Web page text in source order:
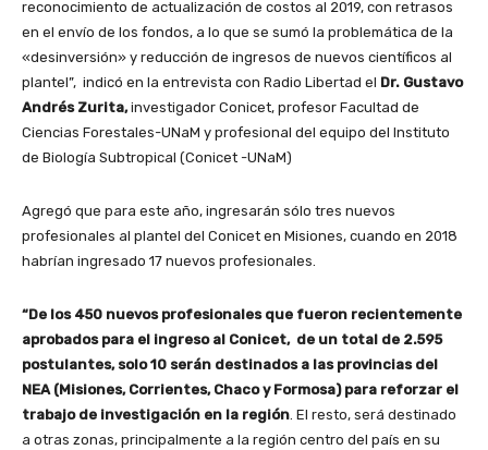
reconocimiento de actualización de costos al 2019, con retrasos
en el envío de los fondos, a lo que se sumó la problemática de la
«desinversión» y reducción de ingresos de nuevos científicos al
plantel”, indicó en la entrevista con Radio Libertad el Dr. Gustavo
Andrés Zurita,investigador Conicet, profesor Facultad de
Ciencias Forestales-UNaM y profesional del equipo del Instituto
de Biología Subtropical (Conicet -UNaM)
Agregó que para este año, ingresarán sólo tres nuevos
profesionales al plantel del Conicet en Misiones, cuando en 2018
habrían ingresado 17 nuevos profesionales.
“De los 450 nuevos profesionales que fueron recientemente
aprobados para el ingreso al Conicet, de un total de 2.595
postulantes, solo 10 serán destinados a las provincias del
NEA (Misiones, Corrientes, Chaco y Formosa) para reforzar el
trabajo de investigación en la región. El resto, será destinado
a otras zonas, principalmente a la región centro del país en su